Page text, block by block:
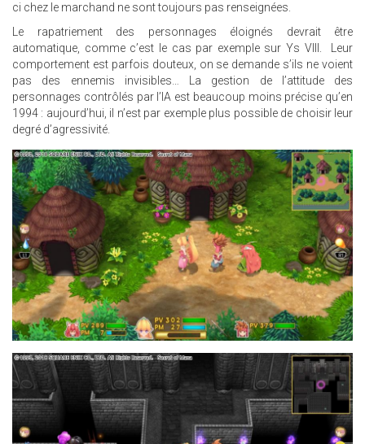
ci chez le marchand ne sont toujours pas renseignées.
Le rapatriement des personnages éloignés devrait être
automatique, comme c’est le cas par exemple sur Ys VIII. Leur
comportement est parfois douteux, on se demande s’ils ne voient
pas des ennemis invisibles… La gestion de l’attitude des
personnages contrôlés par l’IA est beaucoup moins précise qu’en
1994 : aujourd’hui, il n’est par exemple plus possible de choisir leur
degré d’agressivité.
21.JPG
18.JPG